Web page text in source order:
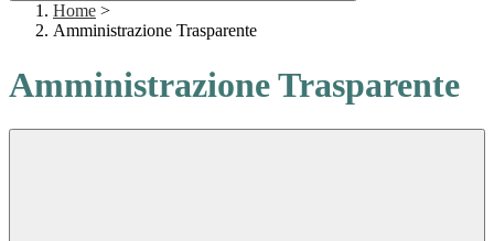
Home >
Amministrazione Trasparente
Amministrazione Trasparente